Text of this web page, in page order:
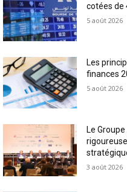
cotées de
5 août 2026
Les
finances
5 août 2026
Le
3 août 2026